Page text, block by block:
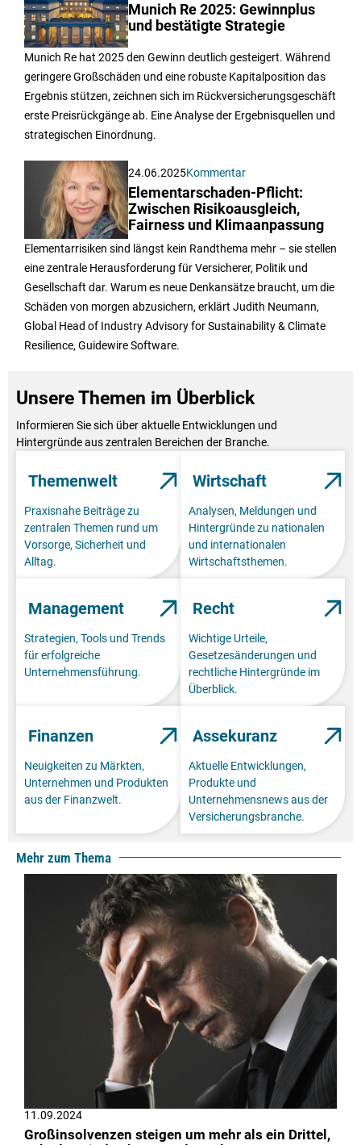
Munich Re 2025: Gewinnplus
und bestätigte Strategie
Munich Re hat 2025 den Gewinn deutlich gesteigert. Während
geringere Großschäden und eine robuste Kapitalposition das
Ergebnis stützen, zeichnen sich im Rückversicherungsgeschäft
erste Preisrückgänge ab. Eine Analyse der Ergebnisquellen und
strategischen Einordnung.
24.06.2025Kommentar
Elementarschaden-Pflicht:
Zwischen Risikoausgleich,
Fairness und Klimaanpassung
Elementarrisiken sind längst kein Randthema mehr – sie stellen
eine zentrale Herausforderung für Versicherer, Politik und
Gesellschaft dar. Warum es neue Denkansätze braucht, um die
Schäden von morgen abzusichern, erklärt Judith Neumann,
Global Head of Industry Advisory for Sustainability & Climate
Resilience, Guidewire Software.
Unsere Themen im Überblick
Informieren Sie sich über aktuelle Entwicklungen und
Hintergründe aus zentralen Bereichen der Branche.
Themenwelt
Praxisnahe Beiträge zu
zentralen Themen rund um
Vorsorge, Sicherheit und
Alltag.
Wirtschaft
Analysen, Meldungen und
Hintergründe zu nationalen
und internationalen
Wirtschaftsthemen.
Management
Strategien, Tools und Trends
für erfolgreiche
Unternehmensführung.
Recht
Wichtige Urteile,
Gesetzesänderungen und
rechtliche Hintergründe im
Überblick.
Finanzen
Neuigkeiten zu Märkten,
Unternehmen und Produkten
aus der Finanzwelt.
Assekuranz
Aktuelle Entwicklungen,
Produkte und
Unternehmensnews aus der
Versicherungsbranche.
Mehr zum Thema
11.09.2024
Großinsolvenzen steigen um mehr als ein Drittel,